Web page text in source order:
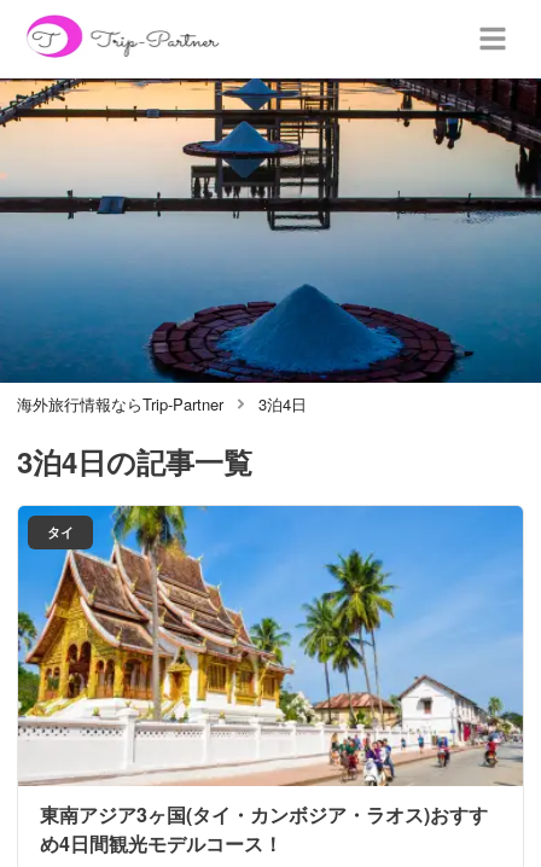
海外旅行情報ならTrip-Partner 3泊4日
3泊4日の記事一覧
タイ
東南アジア3ヶ国(タイ・カンボジア・ラオス)おすす
め4日間観光モデルコース！